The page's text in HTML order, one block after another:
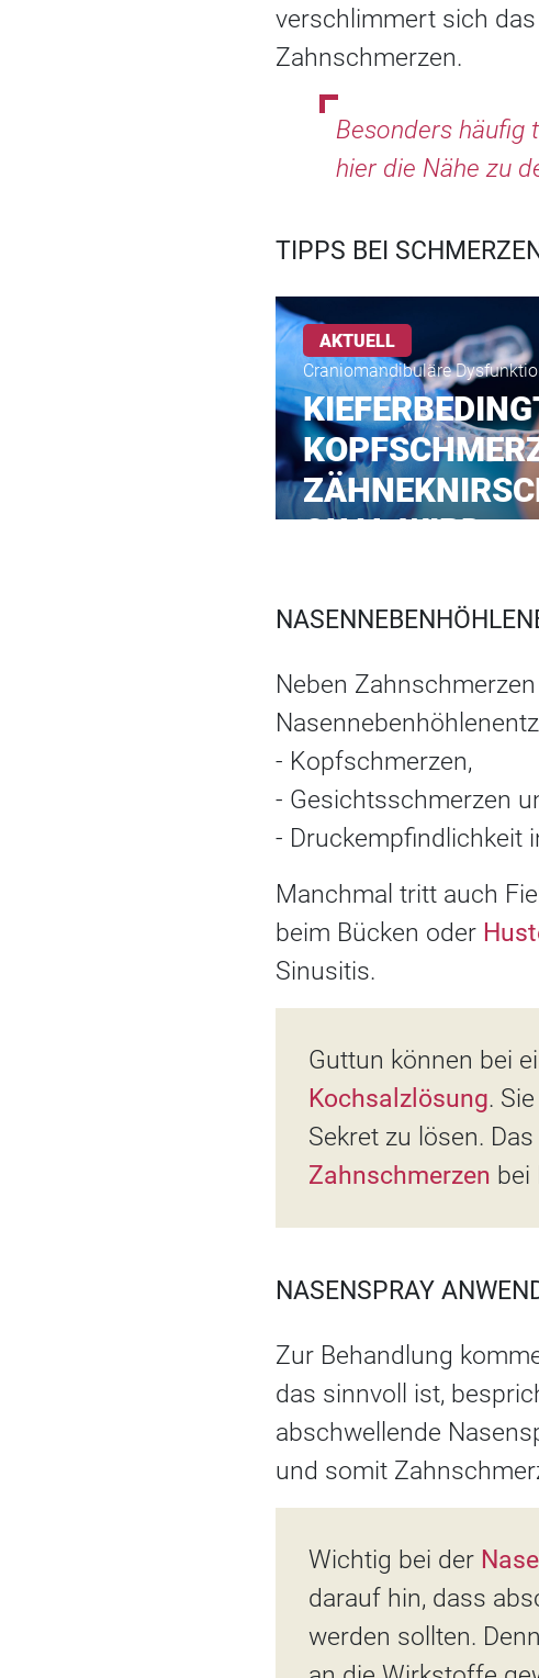
verschlimmert sich
Zahnschmerzen.
Besonders häufig
hier die Nähe zu
TIPPS BEI
AKTUELL
Craniomandibuläre
QUAL WIRD
Neben
- Kopfschmerzen,
- Gesichtsschmerzen
- Druckempfindlichkeit
Manchmal tritt auch
beim Bücken oder
Sinusitis.
Guttun können bei
Kochsalzlösung.
Sekret zu lösen.
Zahnschmerzen bei
NASENSPRAY
Zur Behandlung
das sinnvoll ist,
abschwellende
und somit
Wichtig bei der
darauf hin, dass
werden sollten.